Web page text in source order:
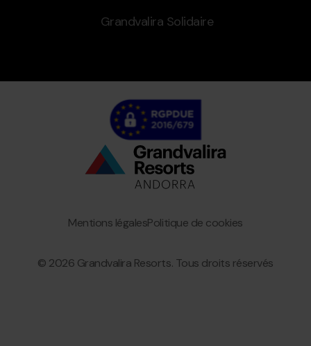
Grandvalira Solidaire
© 2026 Grandvalira Resorts. Tous droits réservés
Granvalira
Politique de cookies
Mentions légales